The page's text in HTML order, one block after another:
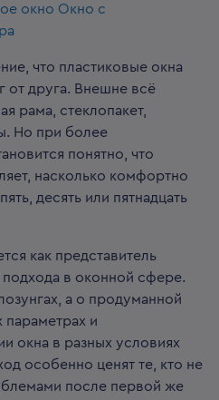
окно Окно с
что пластиковые окна
от друга. Внешне всё
рама, стеклопакет,
Но при более
понятно, что
насколько комфортно
десять или пятнадцать
как представитель
в оконной сфере.
а о продуманной
параметрах и
окна в разных условиях
особенно ценят те, кто не
после первой же